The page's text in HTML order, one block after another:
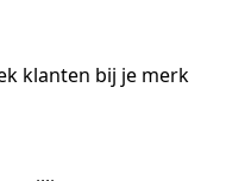
klanten bij je merk